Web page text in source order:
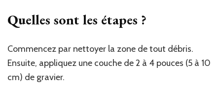
Quelles sont les étapes ?
Commencez par nettoyer la zone de tout débris.
Ensuite, appliquez une couche de 2 à 4 pouces (5 à 10
cm) de gravier.